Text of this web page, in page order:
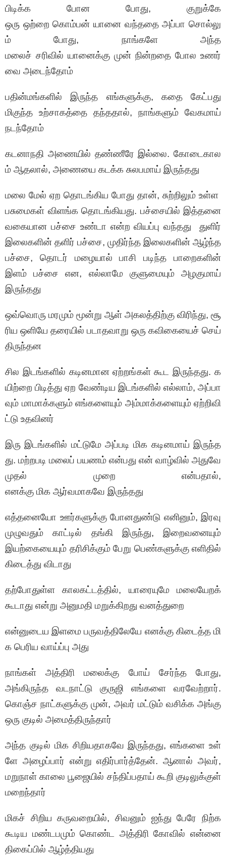
பிடிக்க போன போது, குறுக்கே
ஒரு ஒற்றை கொம்பன் யானை வந்ததை அப்பா சொல்லு
ம் போது, நாங்களே அந்த
மலைச் சரிவில் யானைக்கு முன் நின்றதை போல உணர்
வை அடைந்தோம்
பதின்மங்களில் இருந்த எங்களுக்கு, கதை கேட்பது
மிகுந்த உற்சாகத்தை தந்ததால், நாங்களும் வேகமாய்
நடந்தோம்
கடனாநதி அணையில் தண்ணீரே இல்லை. கோடைகால
ம் ஆதலால், அணையை கடக்க சுலபமாய் இருந்தது
மலை மேல் ஏற தொடங்கிய போது தான், சுற்றிலும் உள்ள
பசுமைகள் விளங்க தொடங்கியது. பச்சையில் இத்தனை
வகையான பச்சை உண்டா என்ற வியப்பு வந்தது துளிர்
இலைகளின் தளிர் பச்சை, முதிர்ந்த இலைகளின் ஆழ்ந்த
பச்சை, தொடர் மழையால் பாசி படிந்த பாறைகளின்
இளம் பச்சை என, எல்லாமே குளுமையும் அழகுமாய்
இருந்தது
ஒவ்வொரு மரமும் மூன்று ஆள் அகலத்திற்கு விரிந்து, சூ
ரிய ஒளியே தரையில் படாதவாறு ஒரு கவிகையைச் செய்
திருந்தன
சில இடங்களில் கடினமான ஏற்றங்கள் கூட இருந்தது. க
யிற்றை பிடித்து ஏற வேண்டிய இடங்களில் எல்லாம், அப்பா
வும் மாமாக்களும் எங்களையும் அம்மாக்களையும் ஏற்றிவி
ட்டு உதவினர்
இரு இடங்களில் மட்டுமே அப்படி மிக கடினமாய் இருந்த
து. மற்றபடி மலைப் பயணம் என்பது என் வாழ்வில் அதுவே
முதல் முறை என்பதால்,
எனக்கு மிக ஆர்வமாகவே இருந்தது
எத்தனையோ ஊர்களுக்கு போனதுண்டு எனினும், இரவு
முழுவதும் காட்டில் தங்கி இருந்து, இறைவனையும்
இயற்கையையும் தரிசிக்கும் பேறு பெண்களுக்கு எளிதில்
கிடைத்து விடாது
தற்போதுள்ள காலகட்டத்தில், யாரையுமே மலையேறக்
கூடாது என்று அனுமதி மறுக்கிறது வனத்துறை
என்னுடைய இளமை பருவத்திலேயே எனக்கு கிடைத்த மி
க பெரிய வாய்ப்பு அது
நாங்கள் அத்திரி மலைக்கு போய் சேர்ந்த போது,
அங்கிருந்த வடநாட்டு குருஜி எங்களை வரவேற்றார்.
கொஞ்ச நாட்களுக்கு முன், அவர் மட்டும் வசிக்க அங்கு
ஒரு குடில் அமைத்திருந்தார்
அந்த குடில் மிக சிறியதாகவே இருந்தது, எங்களை உள்
ளே அழைப்பார் என்று எதிர்பார்த்தேன். ஆனால் அவர்,
மறுநாள் காலை பூஜையில் சந்திப்பதாய் கூறி குடிலுக்குள்
மறைந்தார்
மிகச் சிறிய கருவறையில், சிவனும் ஐந்து பேரே நிற்க
கூடிய மண்டபமும் கொண்ட அத்திரி கோவில் என்னை
திகைப்பில் ஆழ்த்தியது